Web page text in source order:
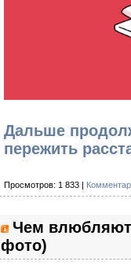
Дальше
пережить
Просмотров: 1 833 |
Чем влюбляют
фото)